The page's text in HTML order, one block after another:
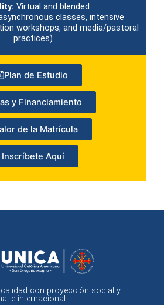
Virtual and blended
classes, intensive
workshops, and media/pastoral
practices)
Plan de Estudio
y Financiamiento
de la Matrícula
Inscríbete Aquí
calidad con proyección social y
e internacional.